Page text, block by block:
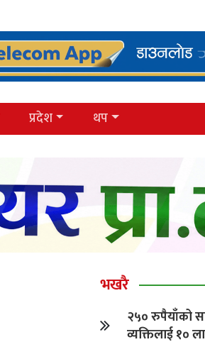
प्रदेश थप
भखरै
२५० रुपैयाँको
व्यक्तिलाई १०